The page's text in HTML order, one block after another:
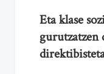
Eta klase
gurutzatzen